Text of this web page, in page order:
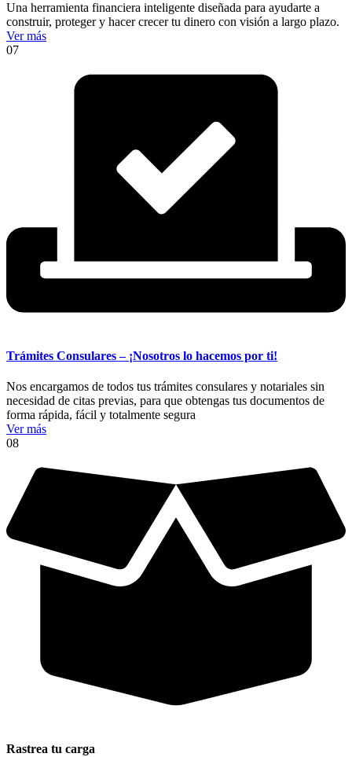
Una herramienta financiera inteligente diseñada para ayudarte a
construir, proteger y hacer crecer tu dinero con visión a largo plazo.
Ver más
07
Trámites Consulares – ¡Nosotros lo hacemos por ti!
Nos encargamos de todos tus trámites consulares y notariales sin
necesidad de citas previas, para que obtengas tus documentos de
forma rápida, fácil y totalmente segura
Ver más
08
Rastrea tu carga